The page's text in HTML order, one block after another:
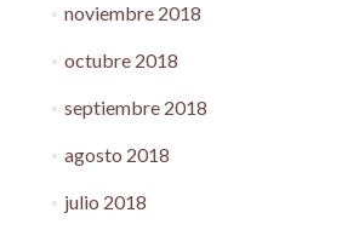
noviembre 2018
octubre 2018
septiembre 2018
agosto 2018
julio 2018